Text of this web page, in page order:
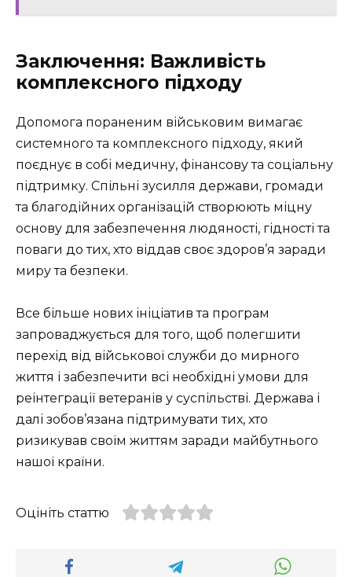
Заключення: Важливість
комплексного підходу
Допомога пораненим військовим вимагає
системного та комплексного підходу, який
поєднує в собі медичну, фінансову та соціальну
підтримку. Спільні зусилля держави, громади
та благодійних організацій створюють міцну
основу для забезпечення людяності, гідності та
поваги до тих, хто віддав своє здоров’я заради
миру та безпеки.
Все більше нових ініціатив та програм
запроваджується для того, щоб полегшити
перехід від військової служби до мирного
життя і забезпечити всі необхідні умови для
реінтеграції ветеранів у суспільстві. Держава і
далі зобов’язана підтримувати тих, хто
ризикував своїм життям заради майбутнього
нашої країни.
Оцініть статтю